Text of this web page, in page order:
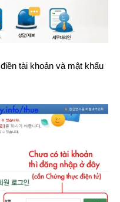
tài khoản và mật khẩu